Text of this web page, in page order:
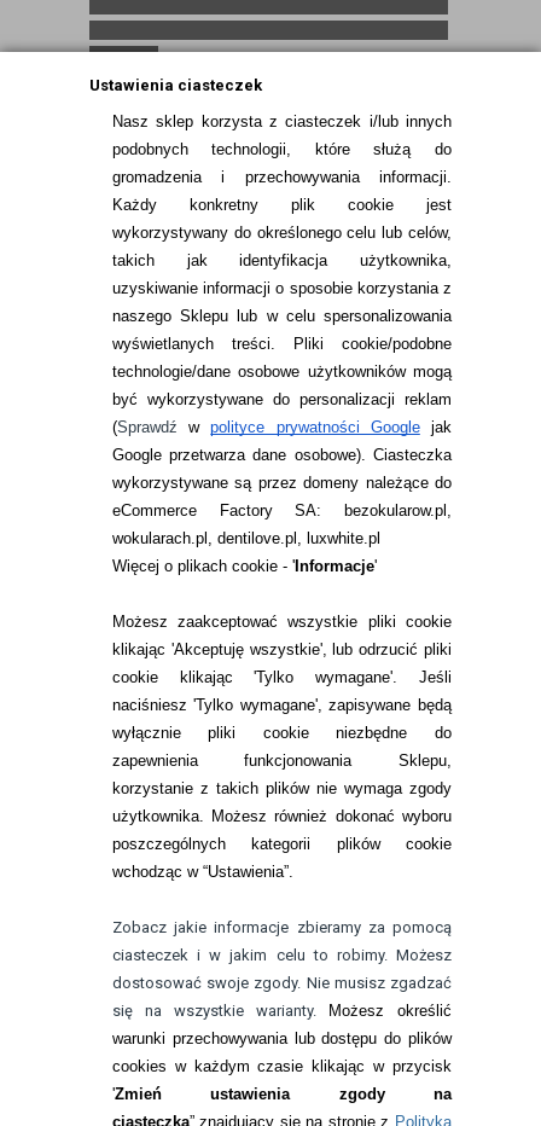
Ustawienia ciasteczek
Nasz sklep korzysta z ciasteczek i/lub innych
podobnych technologii, które służą do
gromadzenia i przechowywania informacji.
Każdy konkretny plik cookie jest
wykorzystywany do określonego celu lub celów,
takich jak identyfikacja użytkownika,
uzyskiwanie informacji o sposobie korzystania z
naszego Sklepu lub w celu spersonalizowania
wyświetlanych treści.
Pliki cookie/podobne
technologie/dane osobowe użytkowników mogą
być wykorzystywane do personalizacji reklam
(Sprawdźwpolityce prywatności Googlejak
Google przetwarza dane osobowe). Ciasteczka
wykorzystywane są przez domeny należące do
eCommerce Factory SA: bezokularow.pl,
wokularach.pl, dentilove.pl, luxwhite.pl
Więcej o plikach cookie - 'Informacje'
Możesz zaakceptować wszystkie pliki cookie
klikając 'Akceptuję wszystkie', lub odrzucić pliki
cookie klikając 'Tylko wymagane'. Jeśli
naciśniesz 'Tylko wymagane', zapisywane będą
wyłącznie pliki cookie niezbędne do
zapewnienia funkcjonowania Sklepu,
korzystanie z takich plików nie wymaga zgody
użytkownika. Możesz również dokonać wyboru
poszczególnych kategorii plików cookie
wchodząc w “Ustawienia”.
Zobacz jakie informacje zbieramy za pomocą
ciasteczek i w jakim celu to robimy. Możesz
dostosować swoje zgody. Nie musisz zgadzać
się na wszystkie warianty.
Możesz określić
warunki przechowywania lub dostępu do plików
cookies w każdym czasie klikając w przycisk
'Zmień ustawienia zgody na
ciasteczka” znajdujący się na stronie z Polityką
Sortuj po:
INFORMACJE KONTAKTOWE
JAK ZAMAWIAĆ?
ZWROTY I REKLAMACJA
WARUNKI ZAKUPÓW
RANKINGI SOCZEWEK
SOCZEWKI KOLOROWE
Zwrot (odstąpienie od umowy)
ZMIEŃ USTAWIENIA ZGODY NA CIASTECZKA
KONTAKT
telefon:
22 113 44 42
telefon:
732 08 08 72
kontakt@bezokularow.pl